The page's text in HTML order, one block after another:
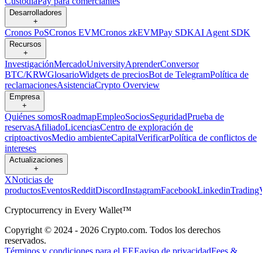
Desarrolladores
+
Cronos PoSCronos EVMCronos zkEVMPay SDKAI Agent SDK
Recursos
+
InvestigaciónMercadoUniversityAprenderConversor
BTC/KRWGlosarioWidgets de preciosBot de TelegramPolítica de
reclamacionesAsistenciaCrypto Overview
Empresa
+
Quiénes somosRoadmapEmpleoSociosSeguridadPrueba de
reservasAfiliadoLicenciasCentro de exploración de
criptoactivosMedio ambienteCapitalVerificarPolítica de conflictos de
intereses
Actualizaciones
+
XNoticias de
productosEventosRedditDiscordInstagramFacebookLinkedin
Cryptocurrency in Every Wallet™
Copyright © 2024 - 2026 Crypto.com. Todos los derechos
reservados.
Términos y condiciones para el EEEaviso de privacidadFees &